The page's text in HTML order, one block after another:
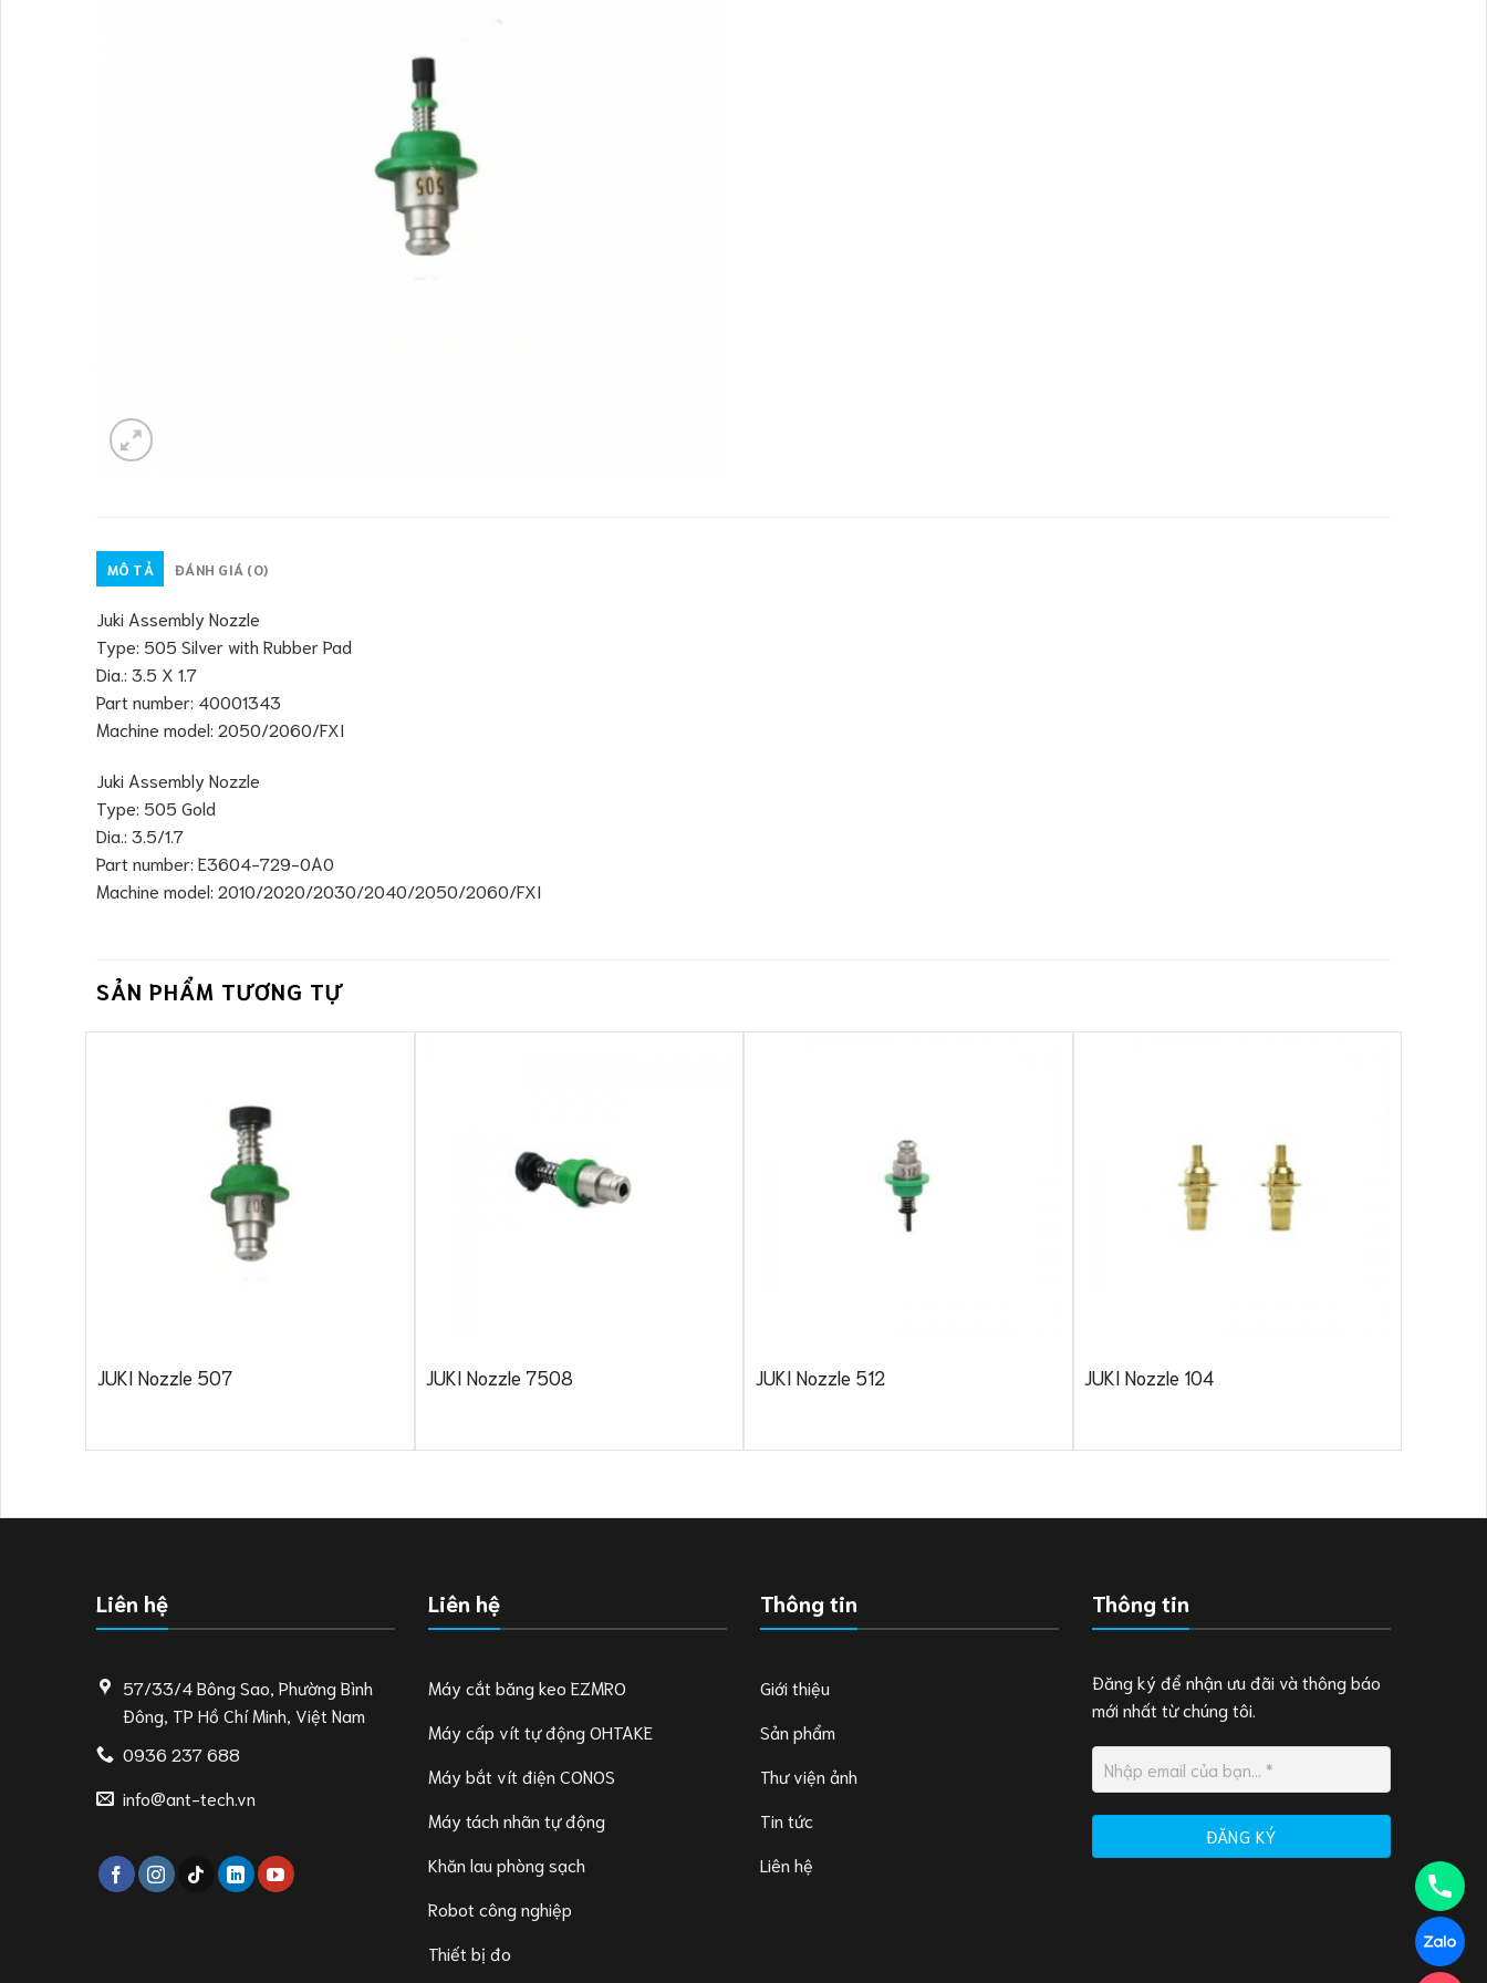
MÔ TẢ ĐÁNH GIÁ (0)
Juki Assembly Nozzle
Type: 505 Silver with Rubber Pad
Dia.: 3.5 X 1.7
Part number: 40001343
Machine model: 2050/2060/FXI
Juki Assembly Nozzle
Type: 505 Gold
Dia.: 3.5/1.7
Part number: E3604-729-0A0
Machine model: 2010/2020/2030/2040/2050/2060/FXI
SẢN PHẨM TƯƠNG TỰ
JUKI Nozzle 507 JUKI Nozzle 7508 JUKI Nozzle 512 JUKI Nozzle 104
Liên hệ
57/33/4 Bông Sao, Phường Bình
Đông, TP Hồ Chí Minh, Việt Nam
0936 237 688
info@ant-tech.vn
Liên hệ
Máy cắt băng keo EZMRO
Máy cấp vít tự động OHTAKE
Máy bắt vít điện CONOS
Máy tách nhãn tự động
Khăn lau phòng sạch
Robot công nghiệp
Thiết bị đo
Thông tin
Giới thiệu
Sản phẩm
Thư viện ảnh
Tin tức
Liên hệ
Thông tin
Đăng ký để nhận ưu đãi và thông báo
mới nhất từ chúng tôi.